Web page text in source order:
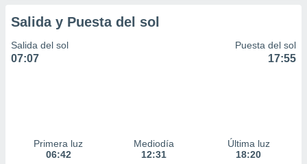
Salida y Puesta del sol
Salida del sol
07:07
Puesta del sol
17:55
Primera luz
06:42
Mediodía
12:31
Última luz
18:20